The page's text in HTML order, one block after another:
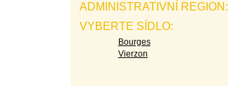
ADMINISTRATIVNÍ REGION:
VYBERTE SÍDLO:
Bourges
Vierzon